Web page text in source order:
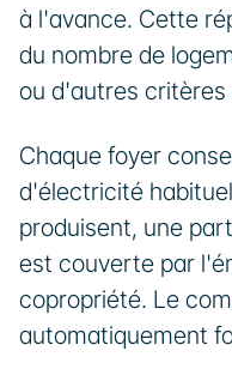
à l'avance. Cette
du nombre de
ou d'autres
Chaque foyer
d'électricité
produisent, une
est couverte par
copropriété. Le
automatiquement